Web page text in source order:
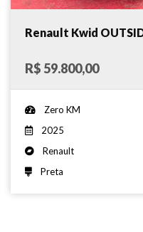
Renault Kwid
R$ 59.800,00
Zero KM
2025
Renault
Preta